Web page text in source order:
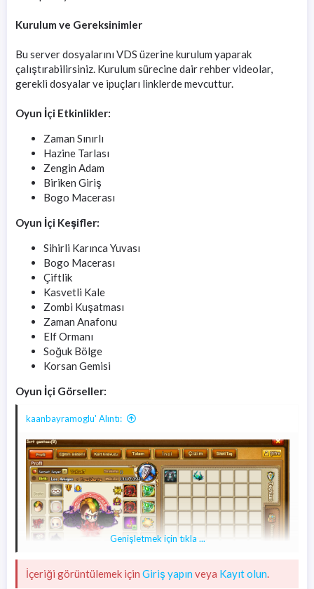
Kurulum ve Gereksinimler
Bu server dosyalarını VDS üzerine kurulum yaparak
çalıştırabilirsiniz. Kurulum sürecine dair rehber videolar,
gerekli dosyalar ve ipuçları linklerde mevcuttur.
Oyun İçi Etkinlikler:
Zaman Sınırlı
Hazine Tarlası
Zengin Adam
Biriken Giriş
Bogo Macerası
Oyun İçi Keşifler:
Sihirli Karınca Yuvası
Bogo Macerası
Çiftlik
Kasvetli Kale
Zombi Kuşatması
Zaman Anafonu
Elf Ormanı
Soğuk Bölge
Korsan Gemisi
Oyun İçi Görseller:
kaanbayramoglu' Alıntı:
Genişletmek için tıkla ...
İçeriği görüntülemek için Giriş yapınveya Kayıt olun